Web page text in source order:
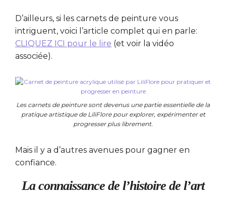
D’ailleurs, si les carnets de peinture vous
intriguent, voici l’article complet qui en parle:
CLIQUEZ ICI pour le lire (et voir la vidéo
associée).
Les carnets de peinture sont devenus une partie essentielle de la
pratique artistique de LiliFlore pour explorer, expérimenter et
progresser plus librement.
Mais il y a d’autres avenues pour gagner en
confiance.
La connaissance de l’histoire de l’art